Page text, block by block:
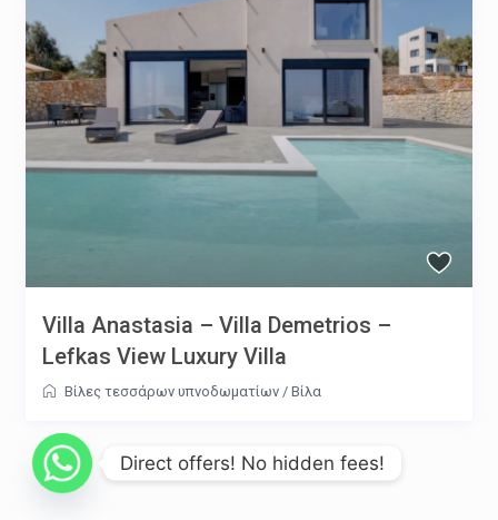
Villa Anastasia – Villa Demetrios –
Lefkas View Luxury Villa
Βίλες τεσσάρων υπνοδωματίων /Βίλα
Direct offers! No hidden fees!